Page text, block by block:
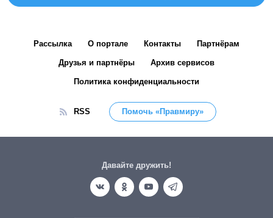
Рассылка О портале Контакты Партнёрам
Друзья и партнёры Архив сервисов
Политика конфиденциальности
RSS Помочь «Правмиру»
Давайте дружить!